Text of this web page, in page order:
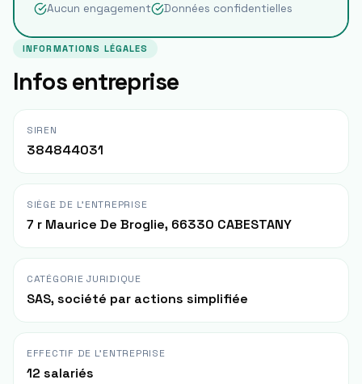
Aucun engagement
Données confidentielles
INFORMATIONS LÉGALES
Infos entreprise
SIREN
384844031
SIÈGE DE L'ENTREPRISE
7 r Maurice De Broglie, 66330 CABESTANY
CATÉGORIE JURIDIQUE
SAS, société par actions simplifiée
EFFECTIF DE L'ENTREPRISE
12 salariés